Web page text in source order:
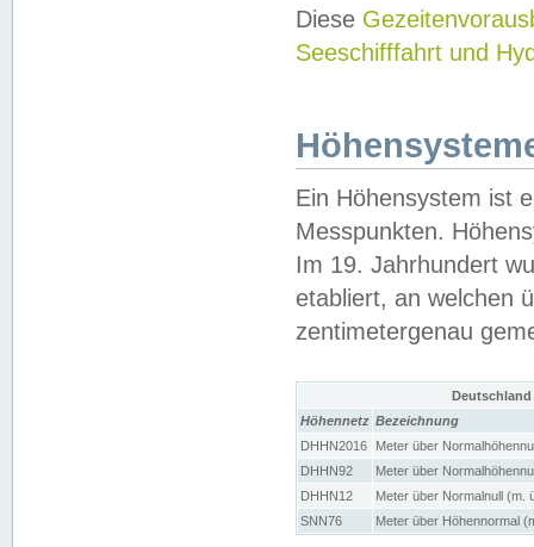
Diese
Seeschifffahrt und
Ein Höhensystem ist
Messpunkten.
Im 19. Jahrhundert
etabliert, an welchen
zentimetergenau
Höhennetz Bezeichnung
DHHN2016
Meter über
DHHN92
Meter über
DHHN12
Meter über Normalnull (m.
SNN76
Meter über Höhennormal